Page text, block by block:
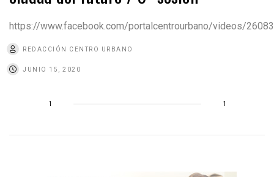
https://www.facebook.com/portalcentrourbano/videos/
REDACCIÓN CENTRO URBANO
JUNIO 15, 2020
1 1